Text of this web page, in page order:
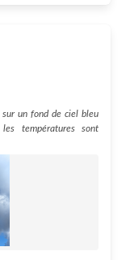
un fond de ciel bleu
températures sont